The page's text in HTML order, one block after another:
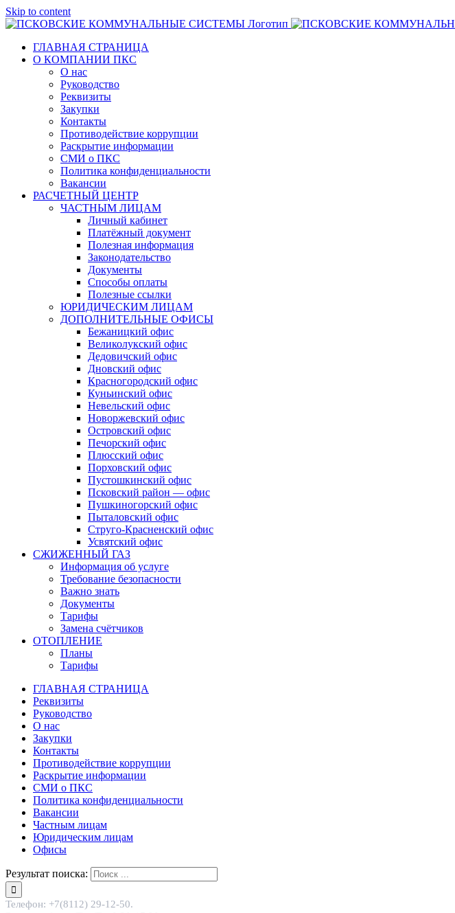
Skip to content
ГЛАВНАЯ СТРАНИЦА
О КОМПАНИИ ПКС
О нас
Руководство
Реквизиты
Закупки
Контакты
Противодействие коррупции
Раскрытие информации
СМИ о ПКС
Политика конфиденциальности
Вакансии
РАСЧЕТНЫЙ ЦЕНТР
ЧАСТНЫМ ЛИЦАМ
Личный кабинет
Платёжный документ
Полезная информация
Законодательство
Документы
Способы оплаты
Полезные ссылки
ЮРИДИЧЕСКИМ ЛИЦАМ
ДОПОЛНИТЕЛЬНЫЕ ОФИСЫ
Бежаницкий офис
Великолукский офис
Дедовичский офис
Дновский офис
Красногородский офис
Куньинский офис
Невельский офис
Новоржевский офис
Островский офис
Печорский офис
Плюсский офис
Порховский офис
Пустошкинский офис
Псковский район — офис
Пушкиногорский офис
Пыталовский офис
Струго-Красненский офис
Усвятский офис
СЖИЖЕННЫЙ ГАЗ
Информация об услуге
Требование безопасности
Важно знать
Документы
Тарифы
Замена счётчиков
ОТОПЛЕНИЕ
Планы
Тарифы
ГЛАВНАЯ СТРАНИЦА
Реквизиты
Руководство
О нас
Закупки
Контакты
Противодействие коррупции
Раскрытие информации
СМИ о ПКС
Политика конфиденциальности
Вакансии
Частным лицам
Юридическим лицам
Офисы
Результат поиска:
Телефон: +7(8112) 29-12-50.